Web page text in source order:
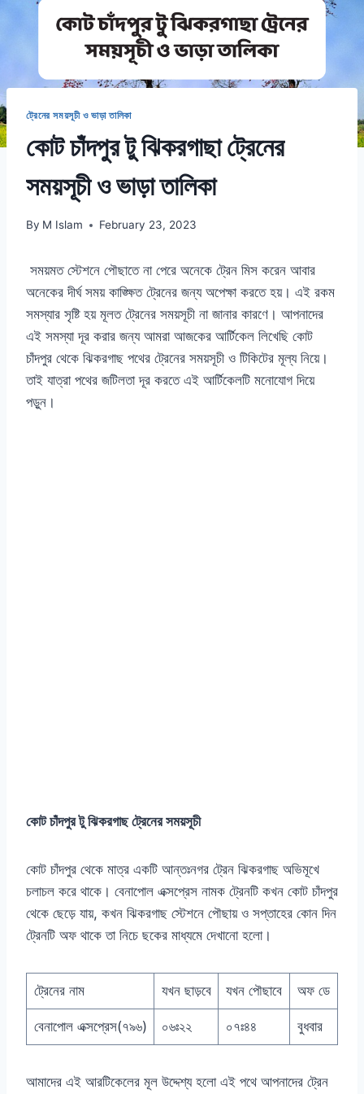
ট্রেনের সময়সূচী ও ভাড়া তালিকা
কোট চাঁদপুর টু ঝিকরগাছা ট্রেনের
সময়সূচী ও ভাড়া তালিকা
By M Islam February 23, 2023
সময়মত স্টেশনে পৌছাতে না পেরে অনেকে ট্রেন মিস করেন আবার
অনেকের দীর্ঘ সময় কাঙ্ক্ষিত ট্রেনের জন্য অপেক্ষা করতে হয়। এই রকম
সমস্যার সৃষ্টি হয় মূলত ট্রেনের সময়সূচী না জানার কারণে। আপনাদের
এই সমস্যা দূর করার জন্য আমরা আজকের আর্টিকেল লিখেছি কোট
চাঁদপুর থেকে ঝিকরগাছ পথের ট্রেনের সময়সূচী ও টিকিটের মূল্য নিয়ে।
তাই যাত্রা পথের জটিলতা দূর করতে এই আর্টিকেলটি মনোযোগ দিয়ে
পড়ুন।
কোট চাঁদপুর টু ঝিকরগাছ ট্রেনের সময়সূচী
কোট চাঁদপুর থেকে মাত্র একটি আন্তঃনগর ট্রেন ঝিকরগাছ অভিমূখে
চলাচল করে থাকে। বেনাপোল এক্সপ্রেস নামক ট্রেনটি কখন কোট চাঁদপুর
থেকে ছেড়ে যায়, কখন ঝিকরগাছ স্টেশনে পৌছায় ও সপ্তাহের কোন দিন
ট্রেনটি অফ থাকে তা নিচে ছকের মাধ্যমে দেখানো হলো।
ট্রেনের নাম যখন ছাড়বে যখন পৌছাবে অফ ডে
বেনাপোল এক্সপ্রেস(৭৯৬) ০৬ঃ২২ ০৭ঃ৪৪ বুধবার
আমাদের এই আরটিকেলের মূল উদ্দেশ্য হলো এই পথে আপনাদের ট্রেন